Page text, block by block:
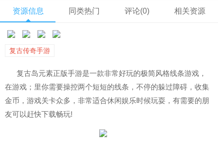
资源信息 同类热门 评论(0) 相关资源
复古传奇手游
复古岛元素正版手游是一款非常好玩的极简风格线条游戏，
在游戏；里你需要操控两个短短的线条，不停的躲过障碍，收集
金币，游戏关卡众多，非常适合休闲娱乐时候玩耍，有需要的朋
友可以赶快下载畅玩!